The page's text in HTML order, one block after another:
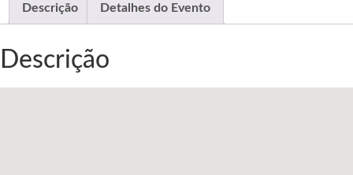
Descrição Detalhes do Evento
Descrição